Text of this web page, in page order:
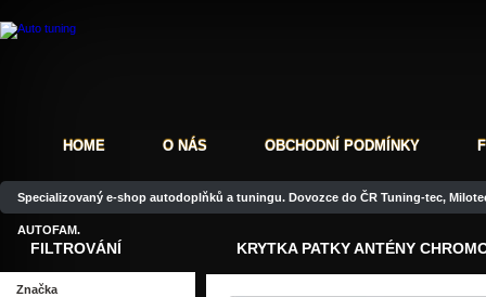
KRYTKA PATKY ANTÉNY
FILTROVÁNÍ
Značka
HOME O NÁS OBCHODNÍ PODMÍNKY
Specializovaný e-shop autodoplňků a tuningu. Dovozce do ČR Tuning-tec,
AUTOFAM.